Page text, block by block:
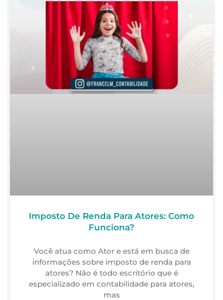
Imposto De Renda Para Atores: Como
Funciona?
Você atua como Ator e está em busca de
informações sobre imposto de renda para
atores? Não é todo escritório que é
especializado em contabilidade para atores,
mas